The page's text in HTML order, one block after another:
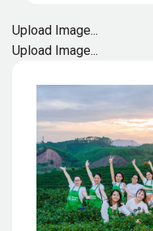
Upload Image...
Upload Image...